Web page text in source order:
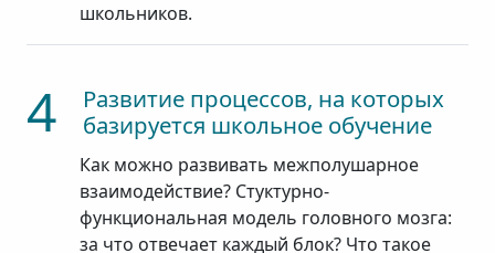
школьников.
4
Развитие процессов, на которых
базируется школьное обучение
Как можно развивать межполушарное
взаимодействие? Стуктурно-
функциональная модель головного мозга:
за что отвечает каждый блок? Что такое